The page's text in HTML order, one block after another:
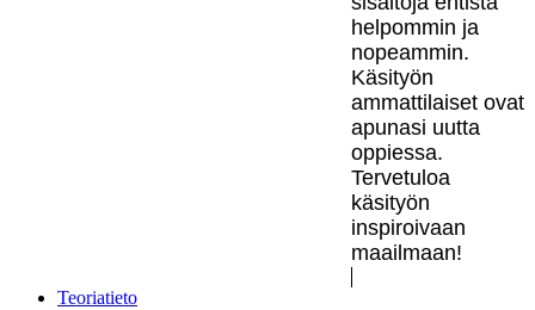
helpommin ja
nopeammin.
Käsityön
ammattilaiset ovat
apunasi uutta
oppiessa.
Tervetuloa
käsityön
inspiroivaan
maailmaan!
Teoriatieto